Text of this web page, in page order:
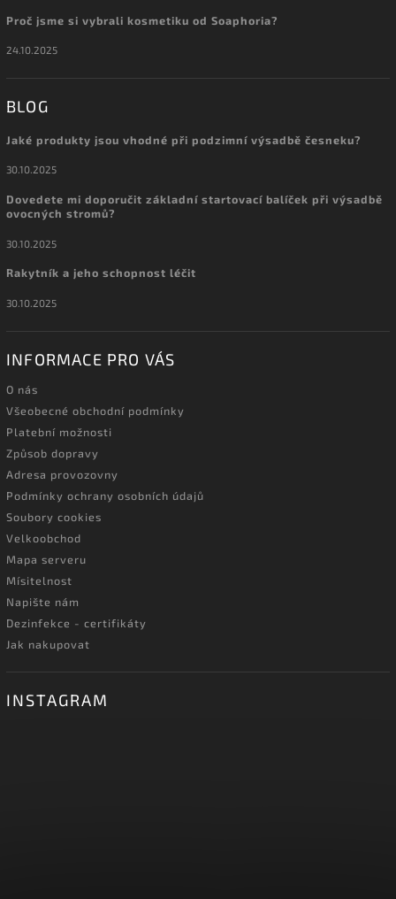
Proč jsme si vybrali kosmetiku od Soaphoria?
24.10.2025
BLOG
Jaké produkty jsou vhodné při podzimní výsadbě česneku?
30.10.2025
Dovedete mi doporučit základní startovací balíček při výsadbě
ovocných stromů?
30.10.2025
Rakytník a jeho schopnost léčit
30.10.2025
INFORMACE PRO VÁS
O nás
Všeobecné obchodní podmínky
Platební možnosti
Způsob dopravy
Adresa provozovny
Podmínky ochrany osobních údajů
Soubory cookies
Velkoobchod
Mapa serveru
Mísitelnost
Napište nám
Dezinfekce - certifikáty
Jak nakupovat
INSTAGRAM